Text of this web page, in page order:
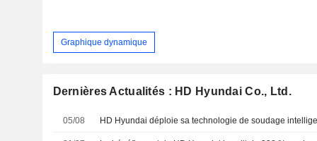
Graphique dynamique
Dernières Actualités : HD Hyundai Co., Ltd.
05/08